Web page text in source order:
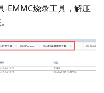
-EMMC烧录工具，解压